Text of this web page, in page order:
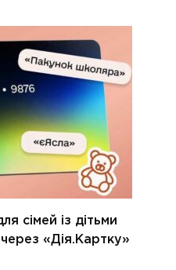
сімей із дітьми
«Дія.Картку»